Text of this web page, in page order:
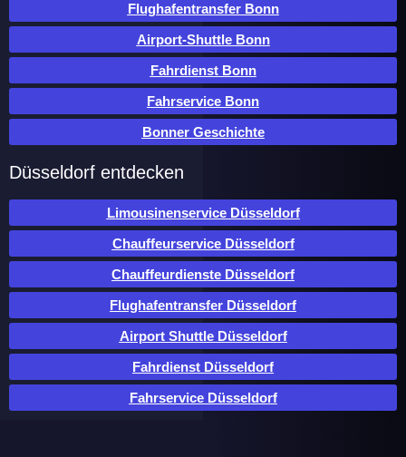
Flughafentransfer Bonn
Airport-Shuttle Bonn
Fahrdienst Bonn
Fahrservice Bonn
Bonner Geschichte
Düsseldorf entdecken
Limousinenservice Düsseldorf
Chauffeurservice Düsseldorf
Chauffeurdienste Düsseldorf
Flughafentransfer Düsseldorf
Airport Shuttle Düsseldorf
Fahrdienst Düsseldorf
Fahrservice Düsseldorf